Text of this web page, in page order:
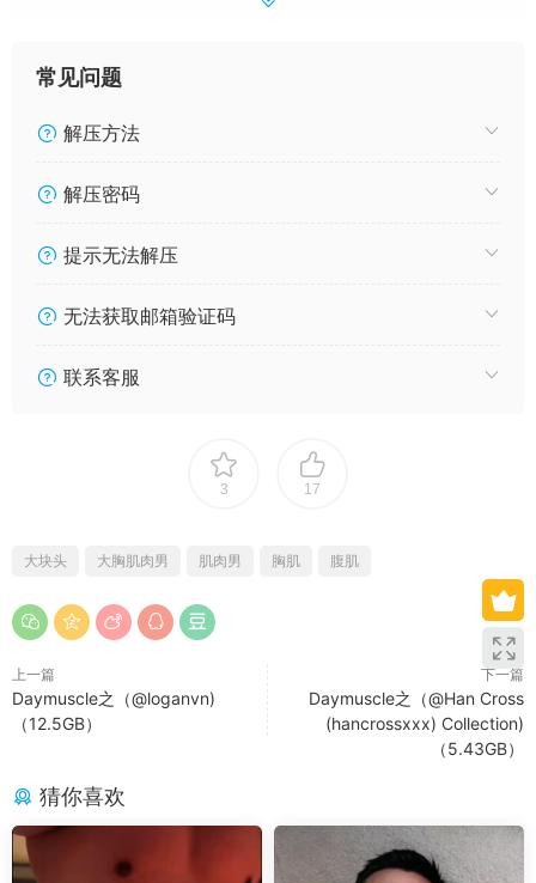
常见问题
解压方法
解压密码
提示无法解压
无法获取邮箱验证码
联系客服
3 17
大块头 大胸肌肉男 肌肉男 胸肌 腹肌
上一篇
Daymuscle之（@loganvn)
（12.5GB）
下一篇
Daymuscle之（@Han Cross
(hancrossxxx) Collection)
（5.43GB）
猜你喜欢